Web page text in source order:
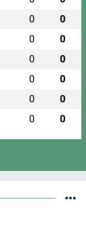
0 0
0 0
0 0
0 0
0 0
0 0